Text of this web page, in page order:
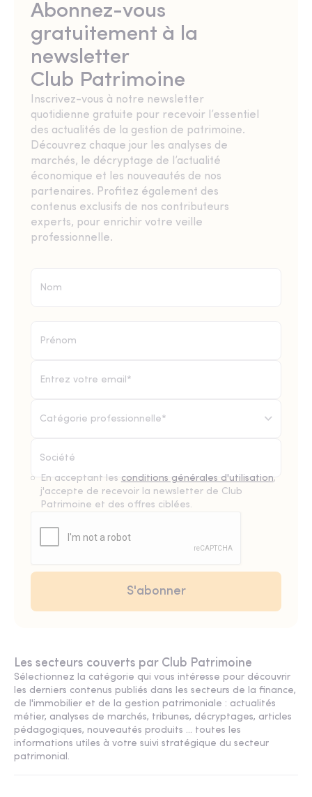
Abonnez-vous
gratuitement à la
newsletter
Club Patrimoine
Inscrivez-vous à notre newsletter
quotidienne gratuite pour recevoir l’essentiel
des actualités de la gestion de patrimoine.
Découvrez chaque jour les analyses de
marchés, le décryptage de l’actualité
économique et les nouveautés de nos
partenaires. Profitez également des
contenus exclusifs de nos contributeurs
experts, pour enrichir votre veille
professionnelle.
Catégorie professionnelle*
En acceptant les conditions générales d'utilisation,
j'accepte de recevoir la newsletter de Club
Patrimoine et des offres ciblées.
Les secteurs couverts par Club Patrimoine
Sélectionnez la catégorie qui vous intéresse pour découvrir
les derniers contenus publiés dans les secteurs de la finance,
de l'immobilier et de la gestion patrimoniale : actualités
métier, analyses de marchés, tribunes, décryptages, articles
pédagogiques, nouveautés produits ... toutes les
informations utiles à votre suivi stratégique du secteur
patrimonial.